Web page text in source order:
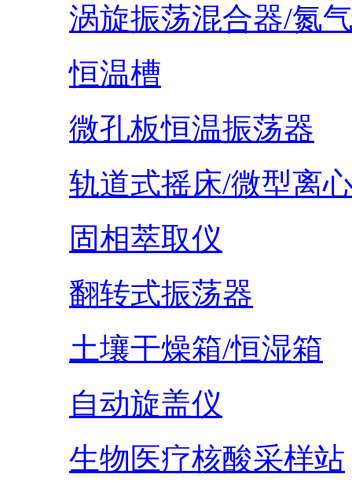
涡旋振荡混合器/氮
恒温槽
微孔板恒温振荡器
轨道式摇床/微型离
固相萃取仪
翻转式振荡器
土壤干燥箱/恒湿箱
自动旋盖仪
生物医疗核酸采样站